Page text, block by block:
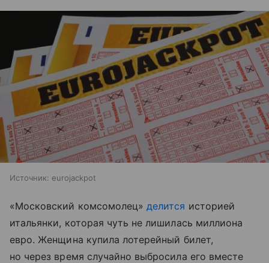
Источник: eurojackpot
«Московский комсомолец»делится историей
итальянки, которая чуть не лишилась миллиона
евро. Женщина купила лотерейный билет,
но через время случайно выбросила его вместе